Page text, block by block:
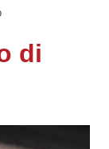
di